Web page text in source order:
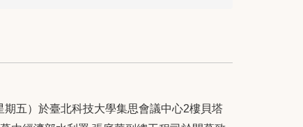
五）於臺北科技大學集思會議中心2樓貝塔